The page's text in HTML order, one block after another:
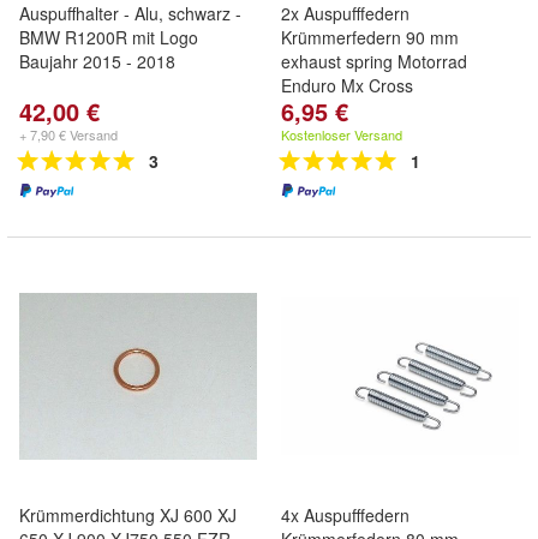
Auspuffhalter - Alu, schwarz -
BMW R1200R mit Logo
Baujahr 2015 - 2018
42,00 €
+ 7,90 € Versand
3
2x Auspufffedern
Krümmerfedern 90 mm
exhaust spring Motorrad
Enduro Mx Cross
6,95 €
Kostenloser Versand
1
Krümmerdichtung XJ 600 XJ
4x Auspufffedern